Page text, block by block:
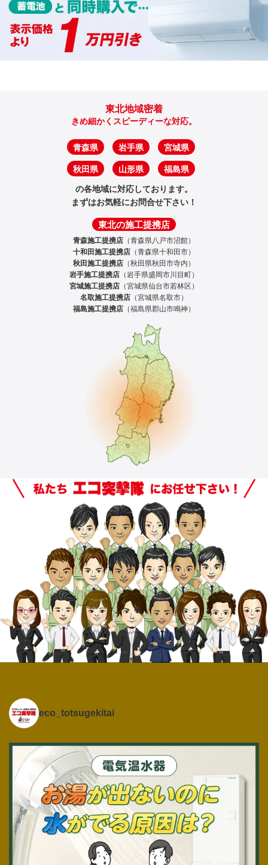
東北地域密着
きめ細かくスピーディーな対応。
青森県 岩手県 宮城県
秋田県 山形県 福島県
の各地域に対応しております。
まずはお気軽にお問合せ下さい！
東北の施工提携店
青森施工提携店 （青森県八戸市沼館）
十和田施工提携店 （青森県十和田市）
秋田施工提携店 （秋田県秋田市寺内）
岩手施工提携店 （岩手県盛岡市川目町）
宮城施工提携店 （宮城県仙台市若林区）
名取施工提携店 （宮城県名取市）
福島施工提携店 （福島県郡山市鳴神）
eco_totsugekitai